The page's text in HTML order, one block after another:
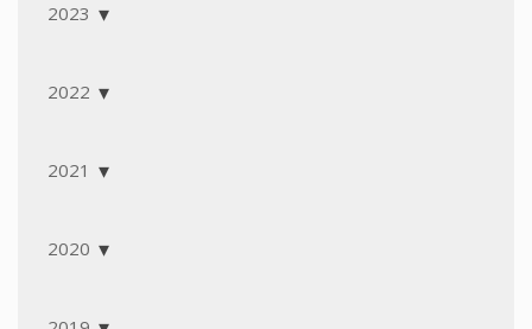
2023
2022
2021
2020